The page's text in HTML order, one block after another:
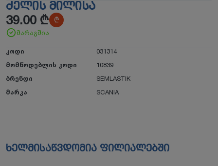
ᲫᲔᲚᲘᲡ ᲛᲘᲚᲘᲡᲐ
39.00 ₾
₾
მარაგშია
კოდი
031314
მომწოდებლის კოდი
10839
ბრენდი
SEMLASTIK
მარკა
SCANIA
ხელმისაწვდომია ფილიალებში